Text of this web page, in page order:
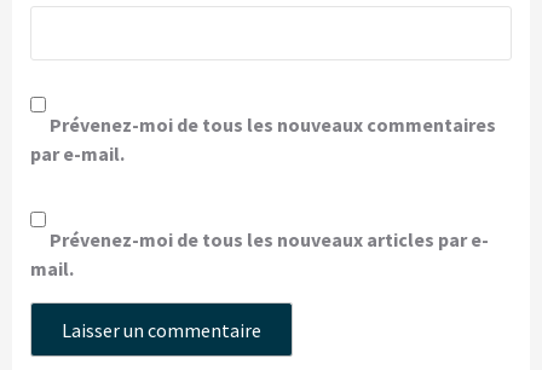
Prévenez-moi de tous les nouveaux commentaires
par e-mail.
Prévenez-moi de tous les nouveaux articles par e-
mail.